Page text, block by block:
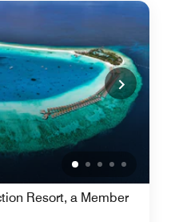
Resort, a Member